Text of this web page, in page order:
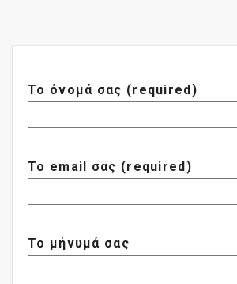
Το όνομά σας (required)
Το email σας (required)
Το μήνυμά σας